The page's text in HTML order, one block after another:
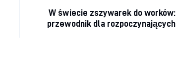
W świecie zszywarek do worków:
przewodnik dla rozpoczynających